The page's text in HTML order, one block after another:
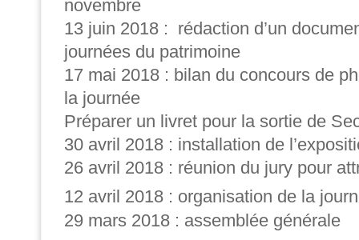
novembre
13 juin 2018 : rédaction d’un
journées du patrimoine
17 mai 2018 : bilan du concours de
la journée
Préparer un livret pour la sortie de
30 avril 2018 : installation de
26 avril 2018 : réunion du jury pour
12 avril 2018 : organisation de la
29 mars 2018 : assemblée générale